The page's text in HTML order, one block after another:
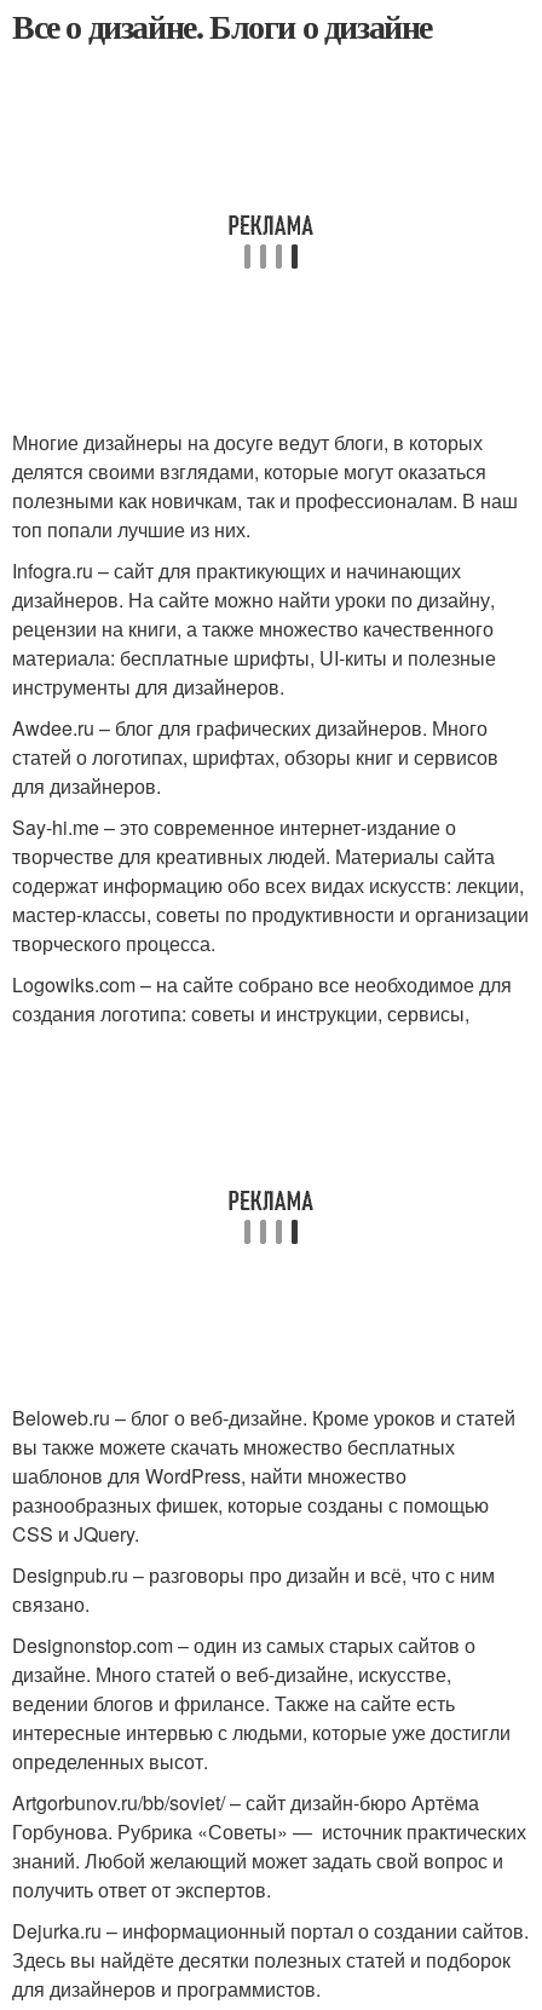
Все о дизайне. Блоги о дизайне
Многие дизайнеры на досуге ведут блоги, в которых
делятся своими взглядами, которые могут оказаться
полезными как новичкам, так и профессионалам. В наш
топ попали лучшие из них.
Infogra.ru – сайт для практикующих и начинающих
дизайнеров. На сайте можно найти уроки по дизайну,
рецензии на книги, а также множество качественного
материала: бесплатные шрифты, UI-киты и полезные
инструменты для дизайнеров.
Awdee.ru – блог для графических дизайнеров. Много
статей о логотипах, шрифтах, обзоры книг и сервисов
для дизайнеров.
Say-hi.me – это современное интернет-издание о
творчестве для креативных людей. Материалы сайта
содержат информацию обо всех видах искусств: лекции,
мастер-классы, советы по продуктивности и организации
творческого процесса.
Logowiks.com – на сайте собрано все необходимое для
создания логотипа: советы и инструкции, сервисы,
Beloweb.ru – блог о веб-дизайне. Кроме уроков и статей
вы также можете скачать множество бесплатных
шаблонов для WordPress, найти множество
разнообразных фишек, которые созданы с помощью
CSS и JQuery.
Designpub.ru – разговоры про дизайн и всё, что с ним
связано.
Designonstop.com – один из самых старых сайтов о
дизайне. Много статей о веб-дизайне, искусстве,
ведении блогов и фрилансе. Также на сайте есть
интересные интервью с людьми, которые уже достигли
определенных высот.
Artgorbunov.ru/bb/soviet/ – сайт дизайн-бюро Артёма
Горбунова. Рубрика «Советы» — источник практических
знаний. Любой желающий может задать свой вопрос и
получить ответ от экспертов.
Dejurka.ru – информационный портал о создании сайтов.
Здесь вы найдёте десятки полезных статей и подборок
для дизайнеров и программистов.